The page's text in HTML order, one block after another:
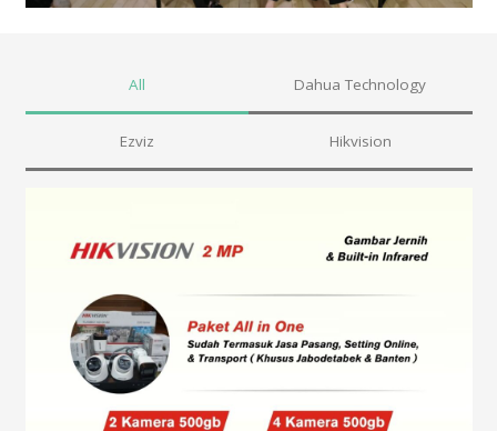
All Dahua Technology
Ezviz Hikvision